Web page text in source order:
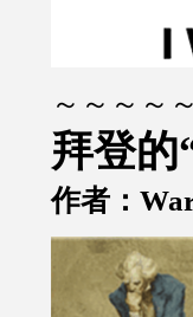
～～～～
拜登的
作者：